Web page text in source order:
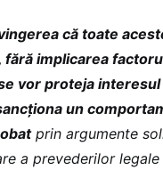
că toate
fără implicarea
vor proteja
un
prin argumente
a prevederilor